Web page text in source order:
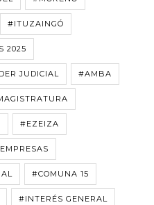
#ITUZAINGÓ
2025
JUDICIAL #AMBA
#EZEIZA
#COMUNA 15
#INTERÉS GENERAL